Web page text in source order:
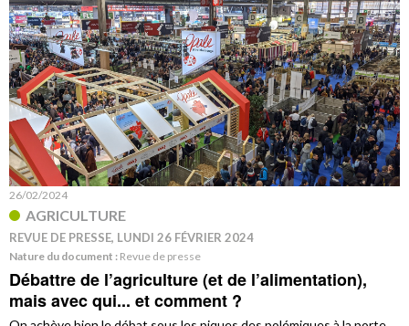
26/02/2024
AGRICULTURE
REVUE DE PRESSE, LUNDI 26 FÉVRIER 2024
Nature du document : Revue de presse
Débattre de l’agriculture (et de l’alimentation),
mais avec qui... et comment ?